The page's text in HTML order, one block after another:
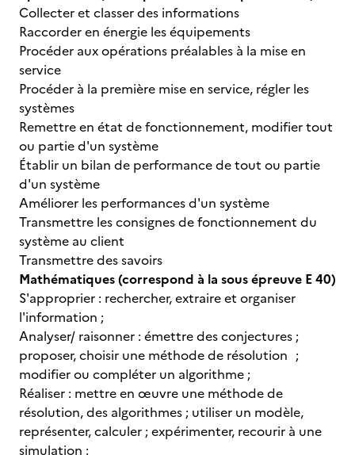
Collecter et classer des informations
Raccorder en énergie les équipements
Procéder aux opérations préalables à la mise en
service
Procéder à la première mise en service, régler les
systèmes
Remettre en état de fonctionnement, modifier tout
ou partie d'un système
Établir un bilan de performance de tout ou partie
d'un système
Améliorer les performances d'un système
Transmettre les consignes de fonctionnement du
système au client
Transmettre des savoirs
Mathématiques (correspond à la sous épreuve E 40)
S'approprier : rechercher, extraire et organiser
l'information ;
Analyser/ raisonner : émettre des conjectures ;
proposer, choisir une méthode de résolution ;
modifier ou compléter un algorithme ;
Réaliser : mettre en œuvre une méthode de
résolution, des algorithmes ; utiliser un modèle,
représenter, calculer ; expérimenter, recourir à une
simulation ;